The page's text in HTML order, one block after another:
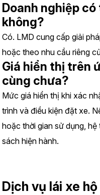
Doanh nghiệp
không?
Có. LMD cung cấp giải
hoặc theo nhu cầu riêng
Giá hiển thị trên
cùng chưa?
Mức giá hiển thị khi xác
trình và điều kiện đặt xe.
hoặc thời gian sử dụng,
sách hiện hành.
Dịch vụ lái xe